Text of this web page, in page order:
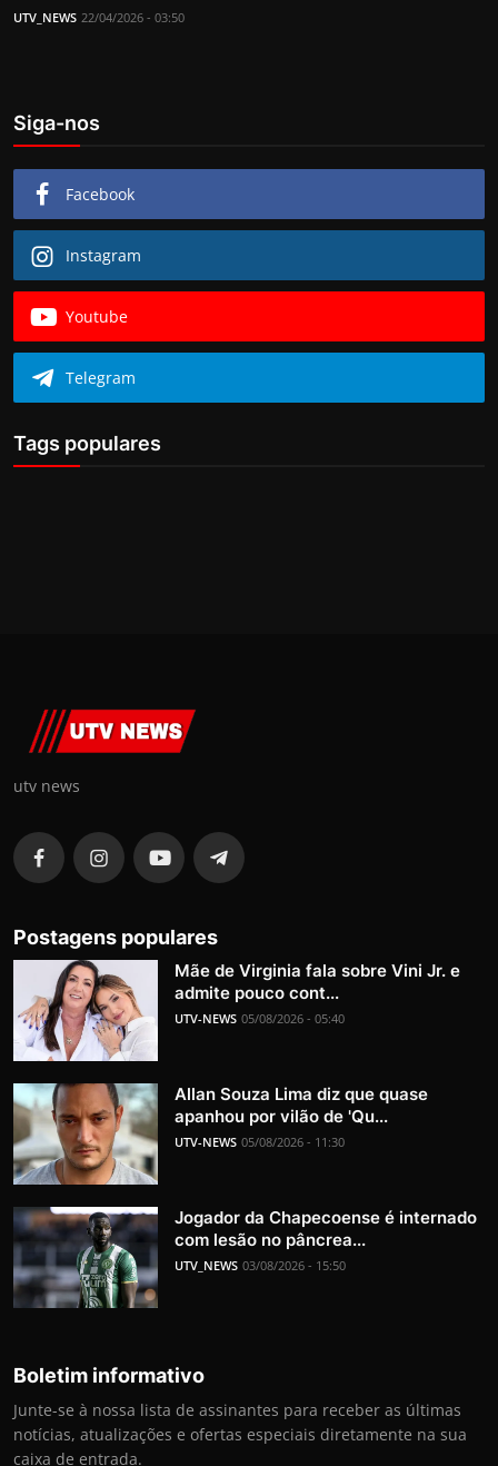
UTV_NEWS 22/04/2026 - 03:50
Siga-nos
Facebook
Instagram
Youtube
Telegram
Tags populares
utv news
Postagens populares
Mãe de Virginia fala sobre Vini Jr. e
admite pouco cont...
UTV-NEWS 05/08/2026 - 05:40
Allan Souza Lima diz que quase
apanhou por vilão de 'Qu...
UTV-NEWS 05/08/2026 - 11:30
Jogador da Chapecoense é internado
com lesão no pâncrea...
UTV_NEWS 03/08/2026 - 15:50
Boletim informativo
Junte-se à nossa lista de assinantes para receber as últimas
notícias, atualizações e ofertas especiais diretamente na sua
caixa de entrada.